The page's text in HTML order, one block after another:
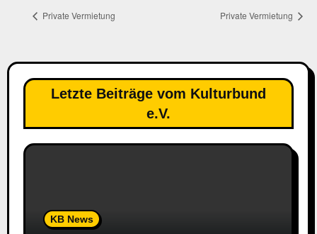
Private Vermietung Private Vermietung
Letzte Beiträge vom Kulturbund
e.V.
KB News